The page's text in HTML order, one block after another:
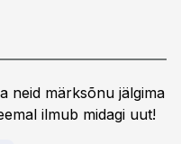
neid märksõnu jälgima
ilmub midagi uut!